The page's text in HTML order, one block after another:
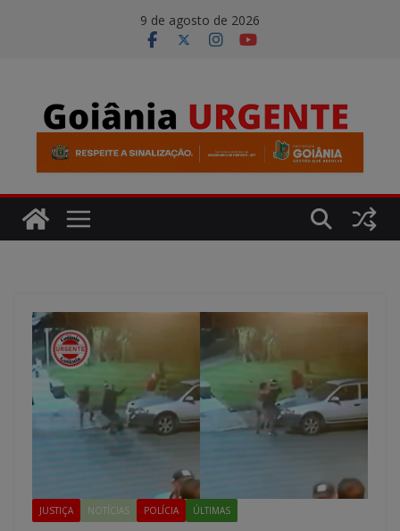
9 de agosto de 2026
JUSTIÇA NOTÍCIAS POLÍCIA ÚLTIMAS
modal-check